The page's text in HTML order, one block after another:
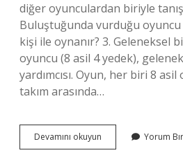
diğer oyunculardan biriyle
Buluştuğunda vurduğu oyuncu
kişi ile oynanır? 3. Geleneksel
oyuncu (8 asil 4 yedek),
yardımcısı. Oyun, her biri 8
takım arasında…
Devamını okuyun
Ebesi
Yorum